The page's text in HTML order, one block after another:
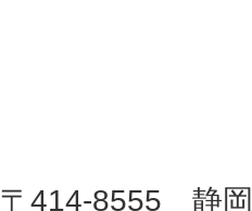
地
〒414-8555 静